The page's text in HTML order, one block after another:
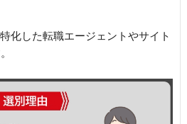
化した転職エージェントやサイト